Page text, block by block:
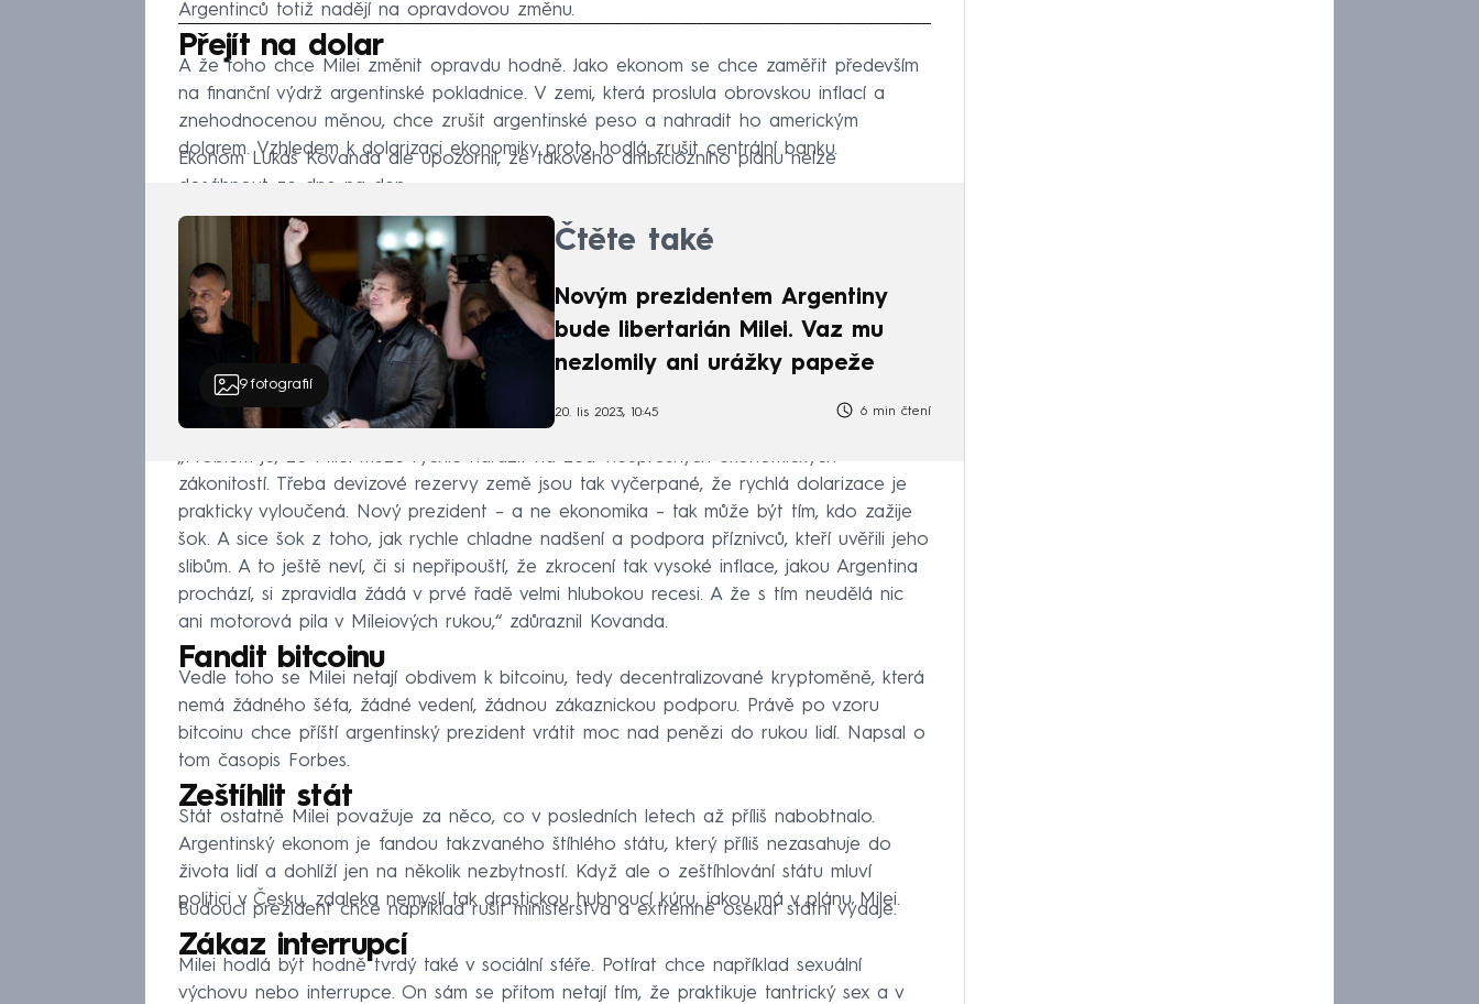
Argentinců totiž nadějí na opravdovou změnu.
Přejít na dolar
A že toho chce Milei změnit opravdu hodně. Jako ekonom se chce zaměřit především
na finanční výdrž argentinské pokladnice. V zemi, která proslula obrovskou inflací a
znehodnocenou měnou, chce zrušit argentinské peso a nahradit ho americkým
dolarem. Vzhledem k dolarizaci ekonomiky proto hodlá zrušit centrální banku.
Ekonom Lukáš Kovanda ale upozornil, že takového ambiciózního plánu nelze
dosáhnout ze dne na den.
9fotografií
Čtěte také
Novým prezidentem Argentiny
bude libertarián Milei. Vaz mu
nezlomily ani urážky papeže
20. lis 2023, 10:45 6 min čtení
„Problém je, že Milei může rychle narazit na zeď neúprosných ekonomických
zákonitostí. Třeba devizové rezervy země jsou tak vyčerpané, že rychlá dolarizace je
prakticky vyloučená. Nový prezident – a ne ekonomika – tak může být tím, kdo zažije
šok. A sice šok z toho, jak rychle chladne nadšení a podpora příznivců, kteří uvěřili jeho
slibům. A to ještě neví, či si nepřipouští, že zkrocení tak vysoké inflace, jakou Argentina
prochází, si zpravidla žádá v prvé řadě velmi hlubokou recesi. A že s tím neudělá nic
ani motorová pila v Mileiových rukou,“ zdůraznil Kovanda.
Fandit bitcoinu
Vedle toho se Milei netají obdivem k bitcoinu, tedy decentralizované kryptoměně, která
nemá žádného šéfa, žádné vedení, žádnou zákaznickou podporu. Právě po vzoru
bitcoinu chce příští argentinský prezident vrátit moc nad penězi do rukou lidí. Napsal o
tom časopis Forbes.
Zeštíhlit stát
Stát ostatně Milei považuje za něco, co v posledních letech až příliš nabobtnalo.
Argentinský ekonom je fandou takzvaného štíhlého státu, který příliš nezasahuje do
života lidí a dohlíží jen na několik nezbytností. Když ale o zeštíhlování státu mluví
politici v Česku, zdaleka nemyslí tak drastickou hubnoucí kúru, jakou má v plánu Milei.
Budoucí prezident chce například rušit ministerstva a extrémně osekat státní výdaje.
Zákaz interrupcí
Milei hodlá být hodně tvrdý také v sociální sféře. Potírat chce například sexuální
výchovu nebo interrupce. On sám se přitom netají tím, že praktikuje tantrický sex a v